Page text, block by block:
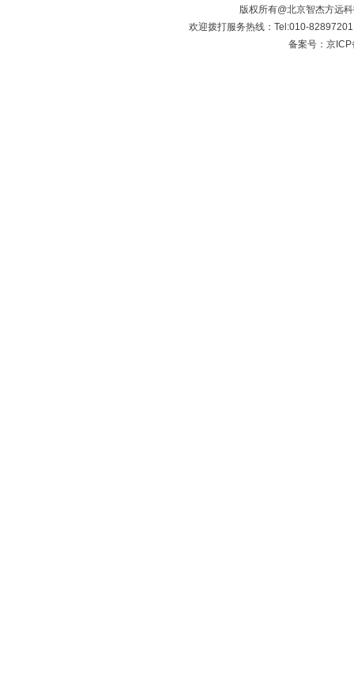
版权所有@北京智杰方
欢迎拨打服务热线：Tel:010-
备案号：京